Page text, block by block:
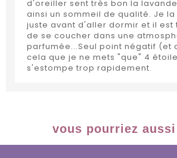
d'oreiller sent très bon la
ainsi un sommeil de qualité. Je
juste avant d'aller dormir et il est
de se coucher dans une
parfumée...Seul point négatif (et
cela que je ne mets "que" 4
s'estompe trop rapidement.
vous pourriez